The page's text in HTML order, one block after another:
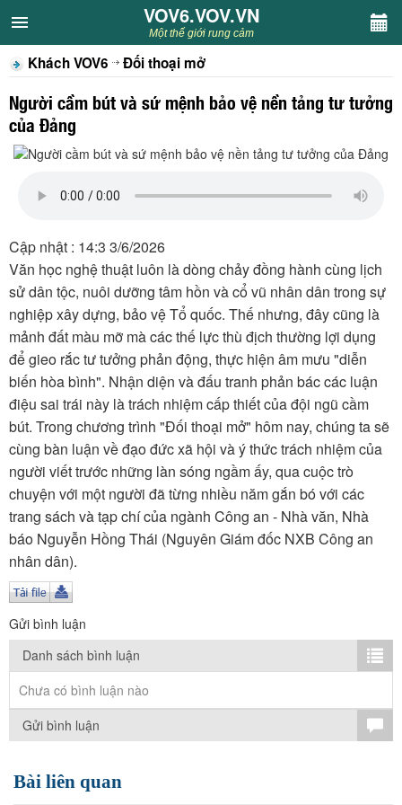
VOV6.VOV.VN
CHUYÊN MỤC
Khách VOV6
Văn học
Sân khấu
Thiếu nhi
Kết nối VOV6
TÌM KIẾM
Vận hành bởi QI Corp
VOV6.VOV.VN
Một thế giới rung cảm
Khách VOV6 Đối thoại mở
Người cầm bút và sứ mệnh bảo vệ nền tảng tư tưởng
của Đảng
Cập nhật : 14:3 3/6/2026
Văn học nghệ thuật luôn là dòng chảy đồng hành cùng lịch
sử dân tộc, nuôi dưỡng tâm hồn và cổ vũ nhân dân trong sự
nghiệp xây dựng, bảo vệ Tổ quốc. Thế nhưng, đây cũng là
mảnh đất màu mỡ mà các thế lực thù địch thường lợi dụng
để gieo rắc tư tưởng phản động, thực hiện âm mưu "diễn
biến hòa bình". Nhận diện và đấu tranh phản bác các luận
điệu sai trái này là trách nhiệm cấp thiết của đội ngũ cầm
bút. Trong chương trình "Đối thoại mở" hôm nay, chúng ta sẽ
cùng bàn luận về đạo đức xã hội và ý thức trách nhiệm của
người viết trước những làn sóng ngầm ấy, qua cuộc trò
chuyện với một người đã từng nhiều năm gắn bó với các
trang sách và tạp chí của ngành Công an - Nhà văn, Nhà
báo Nguyễn Hồng Thái (Nguyên Giám đốc NXB Công an
nhân dân).
Gửi bình luận
Danh sách bình luận
Chưa có bình luận nào
Gửi bình luận
Bài liên quan